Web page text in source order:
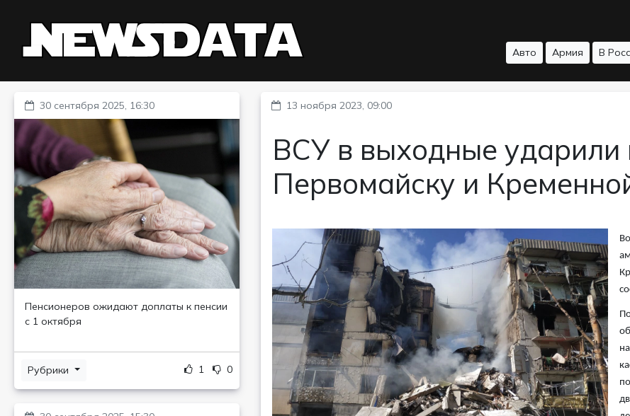
Авто Армия В
30 сентября 2025, 16:30
Пенсионеров ожидают доплаты к пенсии
с 1 октября
Рубрики 1 0
13 ноября 2023, 09:00
ВСУ в выходные ударили
Первомайску и